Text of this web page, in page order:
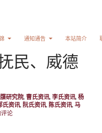
通知通告 本站简介
民、威德
研究院, 曹氏资讯, 李氏资讯, 杨
氏资讯, 阮氏资讯, 陈氏资讯, 马
论